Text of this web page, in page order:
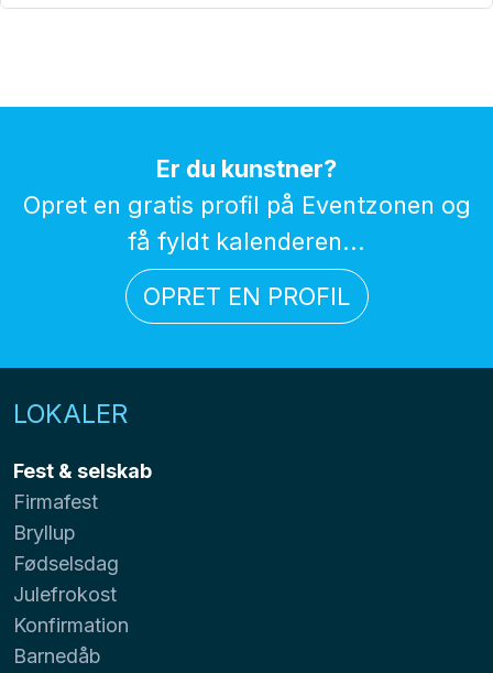
Er du kunstner?
Opret en gratis profil på Eventzonen og
få fyldt kalenderen...
OPRET EN PROFIL
LOKALER
Fest & selskab
Firmafest
Bryllup
Fødselsdag
Julefrokost
Konfirmation
Barnedåb